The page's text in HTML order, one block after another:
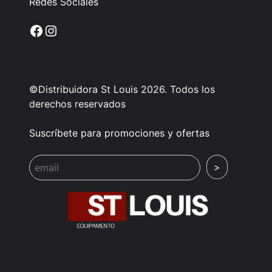
Facebook
Instagram
©Distribuidora St Louis 2026. Todos los
derechos reservados
Suscríbete para promociones y ofertas